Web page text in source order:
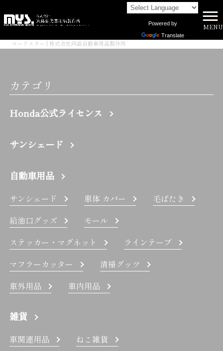
Powered by
Translate
MENU
ロードスター | 株式会社向島自動車用品製作所
カテゴリ
Honda公式ライセンス
サンシェード
自動車用品
サンシェード 車体 カバー
毛ばたき
給油口グッズ
モール
ステッカー・マグネット
ラインテープ
マフラーカッター
清掃グッツ
車外用品
車内用品
雑貨
車関連用品 ねこ雑貨